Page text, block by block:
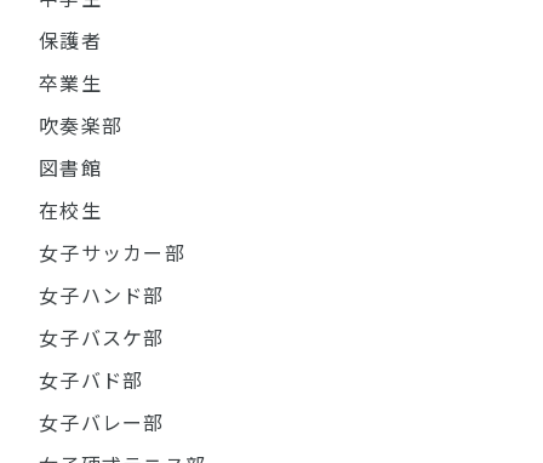
保護者
卒業生
吹奏楽部
図書館
在校生
女子サッカー部
女子ハンド部
女子バスケ部
女子バド部
女子バレー部